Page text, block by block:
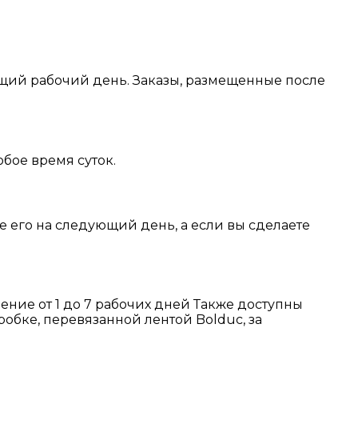
рабочий день. Заказы, размещенные после
время суток.
его на следующий день, а если вы сделаете
от 1 до 7 рабочих дней Также доступны
перевязанной лентой Bolduc, за